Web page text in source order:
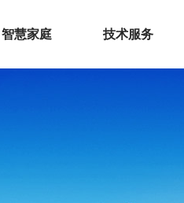
智慧家庭 技术服务